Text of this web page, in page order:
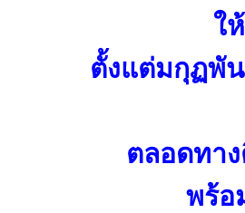
ใ
ตั้งแต่มกุฏพัน
ตลอดทา
พร้อ